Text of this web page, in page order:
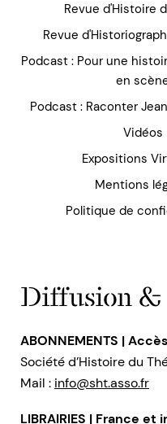
Revue d'Histoire
Revue
Podcast : Pour une
en
Podcast : Raconter
Vidéos
Expositions
Mentions
Politique de
Diffusion &
ABONNEMENTS |
Société d’Histoire du
Mail : info@sht.asso.fr
LIBRAIRIES | France